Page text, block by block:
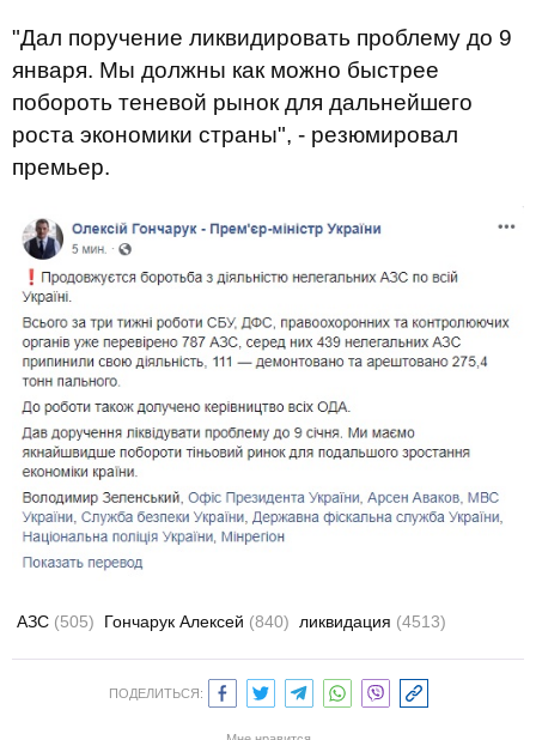
"Дал поручение ликвидировать проблему до 9
января. Мы должны как можно быстрее
побороть теневой рынок для дальнейшего
роста экономики страны", - резюмировал
премьер.
АЗС (505) Гончарук Алексей (840) ликвидация (4513)
ПОДЕЛИТЬСЯ: